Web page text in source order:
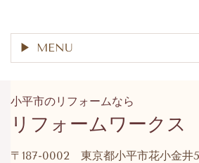
MENU
小平市のリフォームなら
リフォームワークス
〒187-0002 東京都小平市花小金井